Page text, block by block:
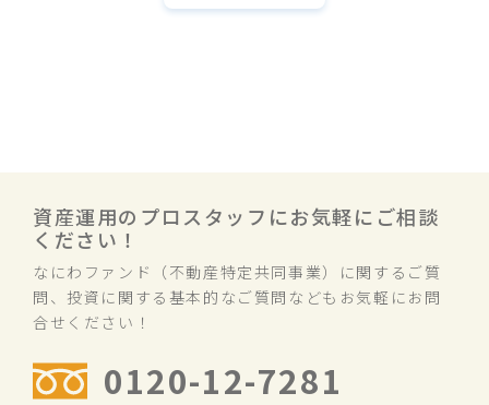
資産運用のプロスタッフにお気軽にご相談
ください！
なにわファンド（不動産特定共同事業）に関するご質
問、投資に関する基本的なご質問などもお気軽にお問
合せください！
0120-12-7281